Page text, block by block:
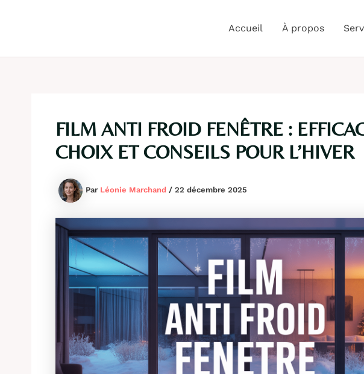
Accueil À propos
FILM ANTI FROID FENÊTRE :
CHOIX ET CONSEILS POUR L’HIVER
Par Léonie Marchand / 22 décembre 2025